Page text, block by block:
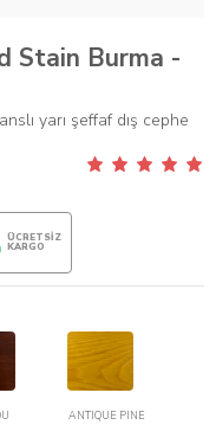
Stain Burma -
yarı şeffaf dış cephe
ÜCRETSIZ
KARGO
ANTIQUE PINE